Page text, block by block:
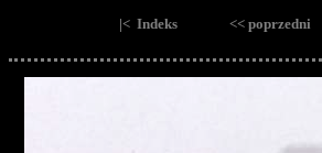
|< Indeks << poprzedni